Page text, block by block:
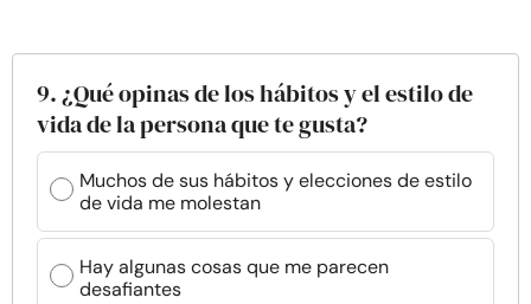
9. ¿Qué opinas de los hábitos y el estilo de
vida de la persona que te gusta?
Muchos de sus hábitos y elecciones de estilo
de vida me molestan
Hay algunas cosas que me parecen
desafiantes